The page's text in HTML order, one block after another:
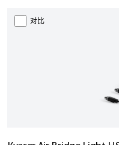
对比